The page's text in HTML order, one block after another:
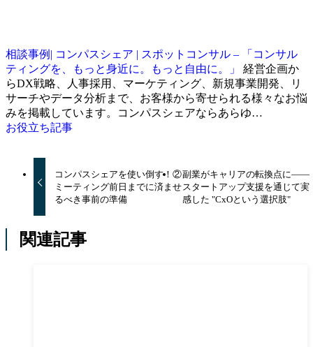
相談事例| コンパスシェア | スポットコンサル – 「コンサル
ティングを、もっと⾝近に。もっと⾃由に。」
経営企画か
らDX戦略、人事採用、マーケティング、新規事業開発、リ
サーチやデータ分析まで、お客様から寄せられる様々なお悩
みを掲載しています。コンパスシェアならあらゆ…
お役立ち記事
コンパスシェアを使い倒す！②
ミーティング前日までに済ませ
るべき事前の準備
副業がキャリアの転換点に――
スタートアップ支援を通じて実
感した "CxOという選択肢"
関連記事